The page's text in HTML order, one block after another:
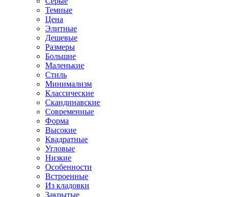
Темные
Цена
Элитные
Дешевые
Размеры
Большие
Маленькие
Стиль
Минимализм
Классические
Скандинавские
Современные
Форма
Высокие
Квадратные
Угловые
Низкие
Особенности
Встроенные
Из кладовки
Закрытые